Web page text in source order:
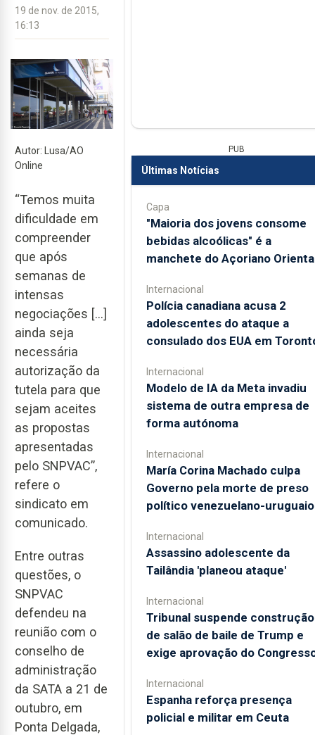
19 de nov. de 2015,
16:13
Autor: Lusa/AO
Online
“Temos muita
dificuldade em
compreender
que após
semanas de
intensas
negociações […]
ainda seja
necessária
autorização da
tutela para que
sejam aceites
as propostas
apresentadas
pelo SNPVAC”,
refere o
sindicato em
comunicado.
Entre outras
questões, o
SNPVAC
defendeu na
reunião com o
conselho de
administração
da SATA a 21 de
outubro, em
Ponta Delgada,
PUB
Últimas Notícias
Capa
"Maioria dos jovens consome
bebidas alcoólicas" é a
manchete do Açoriano
Internacional
Polícia canadiana acusa 2
adolescentes do ataque a
consulado dos EUA em
Internacional
Modelo de IA da Meta invadiu
sistema de outra empresa de
forma autónoma
Internacional
María Corina Machado culpa
Governo pela morte de preso
político venezuelano-uruguaio
Internacional
Assassino adolescente da
Tailândia 'planeou ataque'
Internacional
Tribunal suspende construção
de salão de baile de Trump e
exige aprovação do
Internacional
Espanha reforça presença
policial e militar em Ceuta